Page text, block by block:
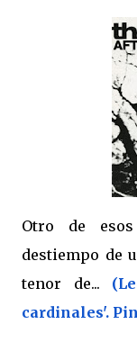
Otro de
destiempo de
tenor de...
cardinales'.